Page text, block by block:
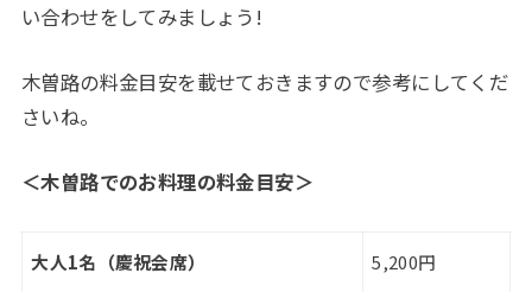
い合わせをしてみましょう!
木曽路の料金目安を載せておきますので参考にしてくだ
さいね。
＜木曽路でのお料理の料金目安＞
大人1名（慶祝会席） 5,200円